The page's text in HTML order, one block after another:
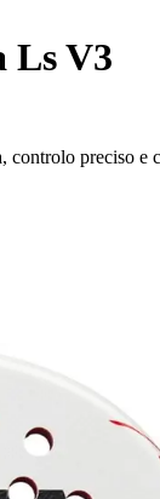
Ls V3
preciso